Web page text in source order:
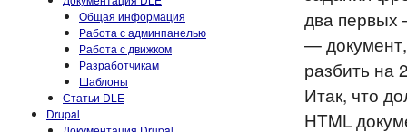
Общая информация
Работа с админпанелью
Работа с движком
Разработчикам
Шаблоны
Статьи DLE
Drupal
два первых
—
разбить на
Итак, что
HTML